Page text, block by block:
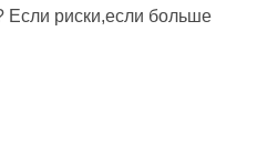
Если риски,если больше